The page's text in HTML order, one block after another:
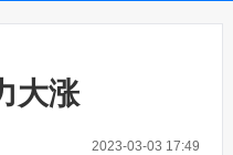
大涨
2023-03-03 17:49